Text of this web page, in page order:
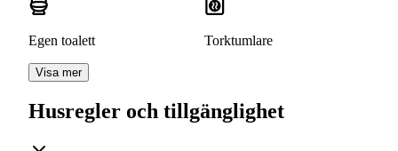
Egen toalett Torktumlare
Visa mer
Husregler och tillgänglighet